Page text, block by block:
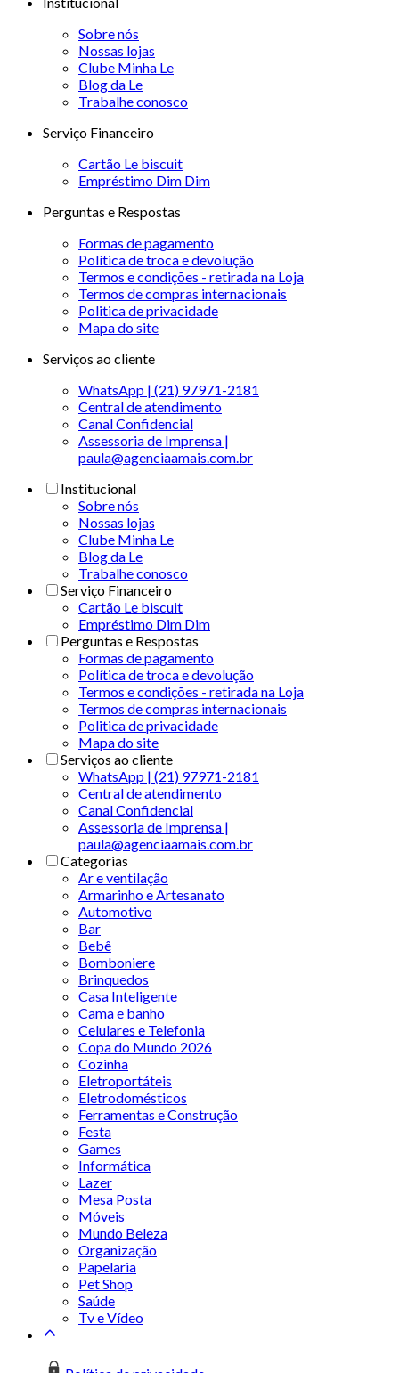
Sobre nós
Nossas lojas
Clube Minha Le
Blog da Le
Trabalhe conosco
Serviço Financeiro
Cartão Le biscuit
Empréstimo Dim Dim
Perguntas e Respostas
Formas de pagamento
Política de troca e devolução
Termos e condições - retirada na Loja
Termos de compras internacionais
Politica de privacidade
Mapa do site
Serviços ao cliente
WhatsApp | (21) 97971-2181
Central de atendimento
Canal Confidencial
Assessoria de Imprensa |
paula@agenciaamais.com.br
Institucional
Sobre nós
Nossas lojas
Clube Minha Le
Blog da Le
Trabalhe conosco
Serviço Financeiro
Cartão Le biscuit
Empréstimo Dim Dim
Perguntas e Respostas
Formas de pagamento
Política de troca e devolução
Termos e condições - retirada na Loja
Termos de compras internacionais
Politica de privacidade
Mapa do site
Serviços ao cliente
WhatsApp | (21) 97971-2181
Central de atendimento
Canal Confidencial
Assessoria de Imprensa |
paula@agenciaamais.com.br
Categorias
Ar e ventilação
Armarinho e Artesanato
Automotivo
Bar
Bebê
Bomboniere
Brinquedos
Casa Inteligente
Cama e banho
Celulares e Telefonia
Copa do Mundo 2026
Cozinha
Eletroportáteis
Eletrodomésticos
Ferramentas e Construção
Festa
Games
Informática
Lazer
Mesa Posta
Móveis
Mundo Beleza
Organização
Papelaria
Pet Shop
Saúde
Tv e Vídeo